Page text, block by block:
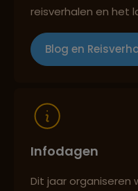
Best
reisverhalen en het
Blog en
Infodagen
Dit jaar organiseren